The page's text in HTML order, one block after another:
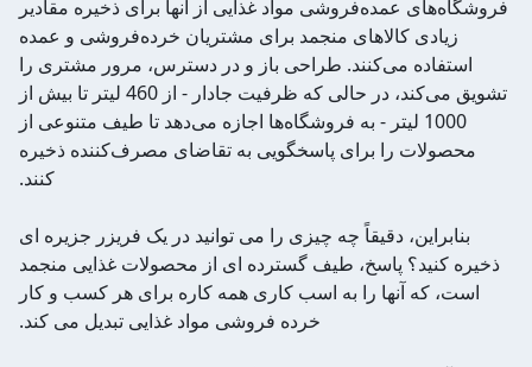
فروشگاه‌های عمده‌فروشی مواد غذایی از آنها برای ذخیره مقادیر
زیادی کالاهای منجمد برای مشتریان خرده‌فروشی و عمده
استفاده می‌کنند. طراحی باز و در دسترس، مرور مشتری را
تشویق می‌کند، در حالی که ظرفیت جادار - از 460 لیتر تا بیش از
1000 لیتر - به فروشگاه‌ها اجازه می‌دهد تا طیف متنوعی از
محصولات را برای پاسخگویی به تقاضای مصرف‌کننده ذخیره
کنند.
بنابراین، دقیقاً چه چیزی را می توانید در یک فریزر جزیره ای
ذخیره کنید؟ پاسخ، طیف گسترده ای از محصولات غذایی منجمد
است، که آنها را به اسب کاری همه کاره برای هر کسب و کار
خرده فروشی مواد غذایی تبدیل می کند.